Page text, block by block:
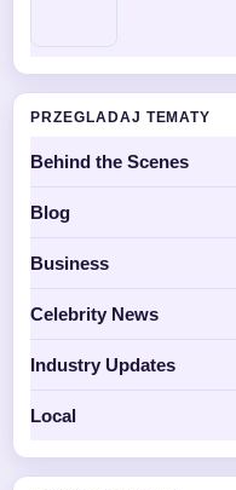
PRZEGLADAJ TEMATY
Behind the Scenes
Blog
Business
Celebrity News
Industry Updates
Local